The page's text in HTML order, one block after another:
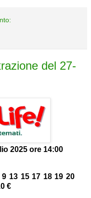
del 27-
2025 ore 14:00
9 13 15 17 18 19 20
€